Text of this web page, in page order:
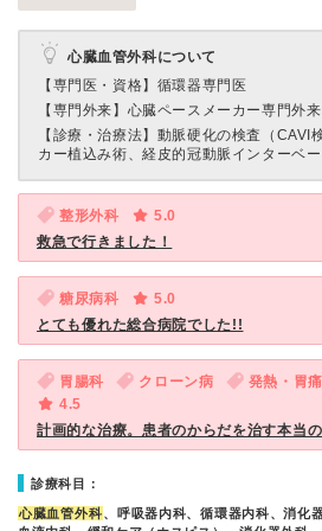
心臓血管外科について
【専門医・資格】 循環器専門医
【専門外来】 心臓ペースメーカー専門外来
【診療・治療法】 動脈硬化の検査（CAVI
カー植込み術、経皮的冠動脈インターベ
整形外科
5.0
救急で行きました！
糖尿病科
5.0
とても優れた総合病院でした!!
胃腸科 クローン病
発熱・胃
4.5
計画的な治療。患者のからだを治す本当の
診療科目：
心臓血管外科、呼吸器内科、循環器内科、消化